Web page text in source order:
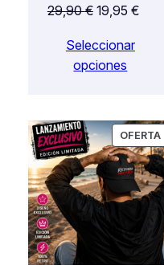
29,90€ El
original
era:
19,95 €El
Seleccionar
opciones
OFERTA